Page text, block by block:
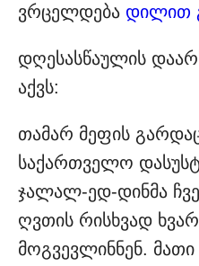
ვრცელდება დილით
დღესასწაულის
აქვს:
თამარ მეფის
საქართველო
ჯალალ-ედ-დინმა
ღვთის რისხვად
მოგვევლინნენ.